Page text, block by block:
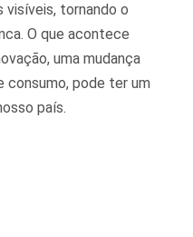
visíveis, tornando o
O que acontece
uma mudança
consumo, pode ter um
país.